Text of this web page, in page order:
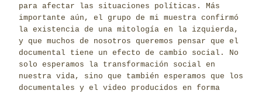
para afectar las situaciones políticas. Más
importante aún, el grupo de mi muestra confirmó
la existencia de una mitología en la izquierda,
y que muchos de nosotros queremos pensar que el
documental tiene un efecto de cambio social. No
solo esperamos la transformación social en
nuestra vida, sino que también esperamos que los
documentales y el video producidos en forma